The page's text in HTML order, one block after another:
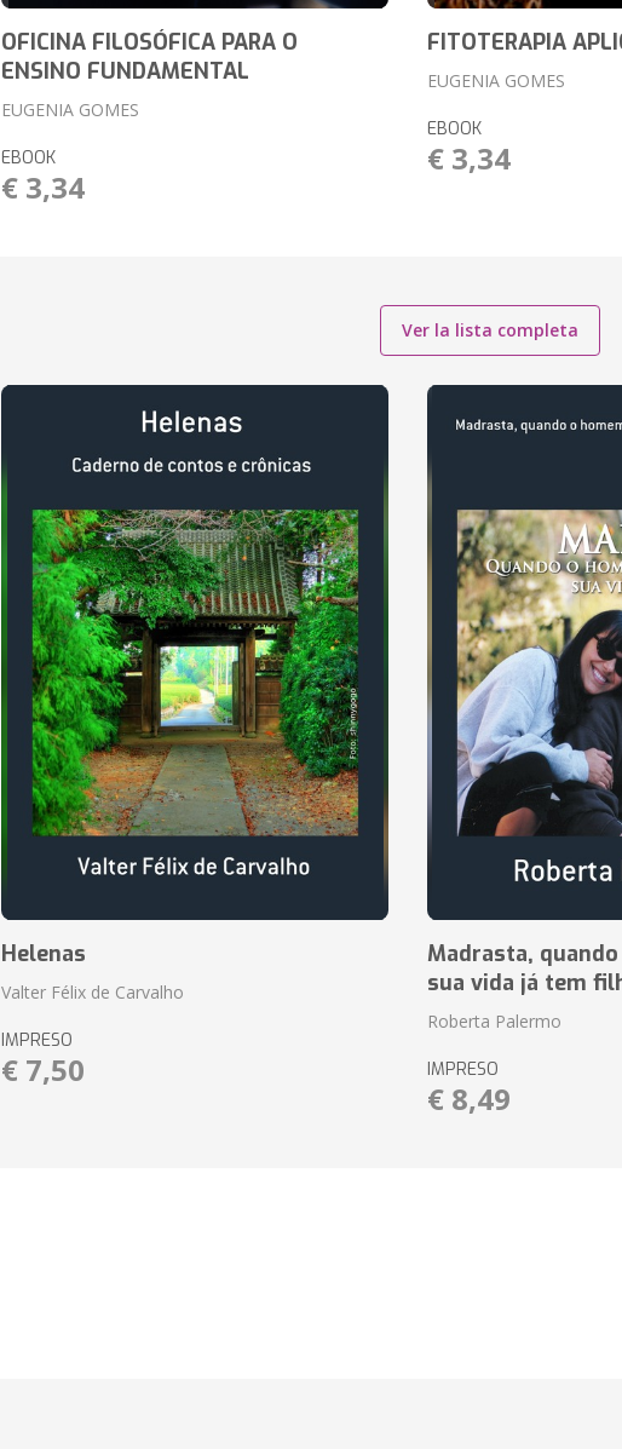
OFICINA FILOSÓFICA PARA O
ENSINO FUNDAMENTAL
EUGENIA GOMES
EBOOK
€ 3,34
FITOTERAPIA
EUGENIA GOMES
EBOOK
€ 3,34
Ver la lista completa
Helenas
Valter Félix de Carvalho
IMPRESO
€ 7,50
Madrasta,
sua vida já tem
Roberta Palermo
IMPRESO
€ 8,49